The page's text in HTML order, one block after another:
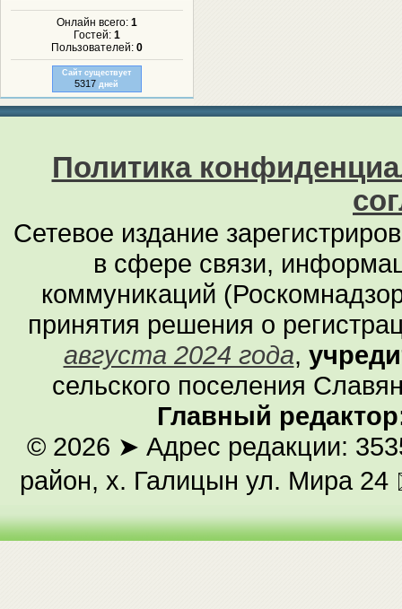
Онлайн всего: 1
Гостей: 1
Пользователей: 0
Сайт существует
5317 дней
Политика
Сетевое издание
в сфере связи,
коммуникаций
принятия решения о
августа 2024 года,
сельского поселения
Главный
© 2026 ➤ Адрес редакции:
район, х. Галицын ул. Мира